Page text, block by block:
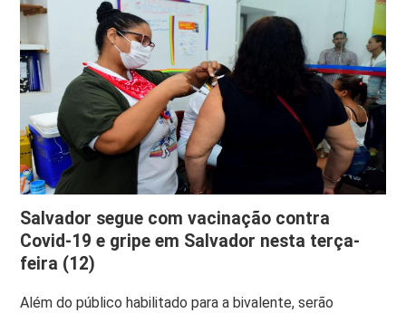
Salvador segue com vacinação contra
Covid-19 e gripe em Salvador nesta terça-
feira (12)
Além do público habilitado para a bivalente, serão